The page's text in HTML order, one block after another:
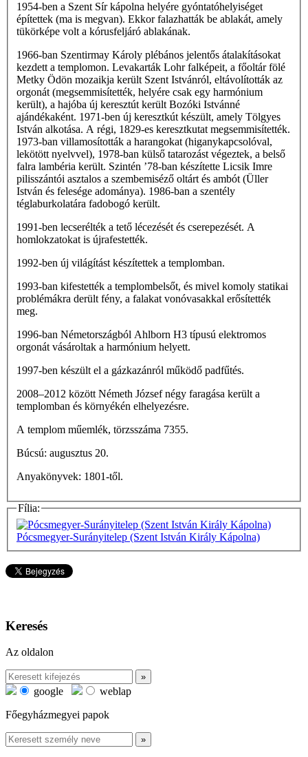
1954-ben a Szent Sír kápolna helyére gyóntatóhelyiséget
építettek (ma is megvan). Ekkor falazhatták be ablakát, amely
tükörképe volt a kórusfeljáró ablakának.
1966-ban Szentirmay Károly plébános jelentős átalakításokat
kezdett a templomon. Levakarták Lohr falképeit, a főoltár fölé
Metky Ödön mozaikja került Szent Istvánról, eltávolították az
orgonát (megsemmisítették, helyére csak egy harmónium
került), a hajóba új keresztút került Bozóki Istvánné
ajándékaként. 1971-ben új keresztkút készült, amely Tölgyes
István alkotása. A régi, 1829-es keresztkutat megsemmisítették.
1973-ban villamosították a harangokat (higanykapcsolóval,
lekötött nyelvvel), 1978-ban külső tatarozást végeztek, a belső
falra lambéria került. Szintén ’78-ban készítette Licsik Imre
pilisszántói asztalos a szembemiséző oltárt és ambót (Üller
István és felesége adománya). 1986-ban a szentély
téglaburkolatára fadobogó került.
1991-ben lecserélték a tető lécezését és cserepezését. A
homlokzatokat is újrafestették.
1992-ben új világítást készítettek a templomban.
1993-ban kifestették a templombelsőt, és mivel komoly statikai
problémákra derült fény, a falakat vonóvasakkal erősítették
meg.
1996-ban Németországból Ahlborn H3 típusú elektromos
orgonát vásároltak a harmónium helyett.
1997-ben készült el a gázkazánról működő padfűtés.
2008–2012 között Németh József négy faragása került a
templomban és környékén elhelyezésre.
A templom műemlék, törzsszáma 7355.
Búcsú: augusztus 20.
Anyakönyvek: 1801-től.
Fília:
Pócsmegyer-Surányitelep (Szent István Király Kápolna)
Keresés
Az oldalon
google
weblap
Főegyházmegyei papok